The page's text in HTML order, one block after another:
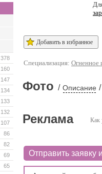
378
160
147
134
133
132
107
86
82
69
65
Добавить в избранное
Специализация:
Фото / Описание /
Как
Реклама
Отправить заявку